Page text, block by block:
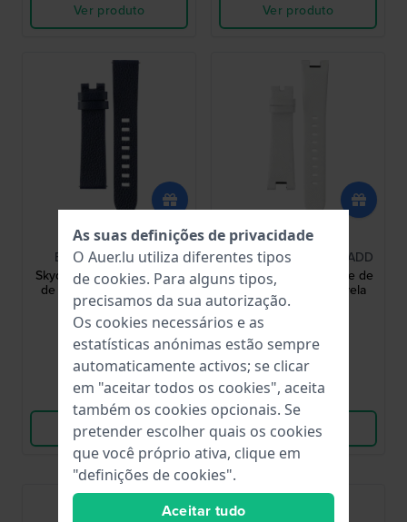
Ver produto
Ver produto
Edox
ED-BA-80131 3BUC
Skydiver 20 mm Bracelete
de couro azul sem fivela
78,00 €
● Em stock
Comparar
Ver produto
Edox
ED-BA-53020 37JC NADD
Delfin 20 mm Bracelete de
couro branco sem fivela
● Em stock
Comparar
Ver produto
As suas definições de privacidade
O Auer.lu utiliza diferentes tipos
de cookies. Para alguns tipos,
precisamos da sua autorização.
Os cookies necessários e as
estatísticas anónimas estão sempre
automaticamente activos; se clicar
em "aceitar todos os cookies", aceita
também os cookies opcionais. Se
pretender escolher quais os cookies
que você próprio ativa, clique em
"definições de cookies".
Aceitar tudo